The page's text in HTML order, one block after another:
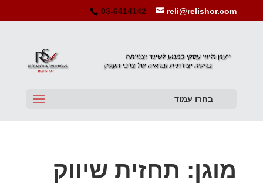
03-6414142 reli@relishor.com
בחרו עמוד
מוגן: תחזית שיווק